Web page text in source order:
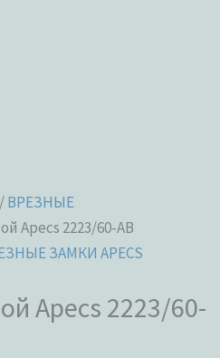
/ВРЕЗНЫЕ
Apecs 2223/60-AB
ЗАМКИ APECS
Apecs 2223/60-